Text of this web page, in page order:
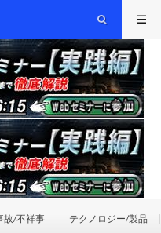
故/不祥事 テクノロジー/製品